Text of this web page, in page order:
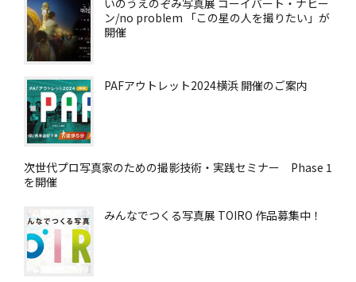
ン/no problem 「この星の人を撮りたい」が
開催
PAFアウトレット2024横浜 開催のご案内
次世代プロ写真家のための撮影技術・実践セミナー Phase 1
を開催
みんなでつくる写真展 TOIRO 作品募集中！